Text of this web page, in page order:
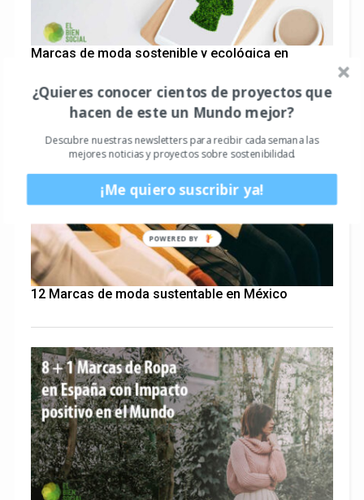
Marcas de moda sostenible y ecológica en
12 Marcas de moda sustentable en México
¿Quieres conocer cientos de proyectos que
hacen de este un Mundo mejor?
Descubre nuestras newsletters para recibir cada semana las
mejores noticias y proyectos sobre sostenibilidad.
¡Me quiero suscribir ya!
POWERED BY